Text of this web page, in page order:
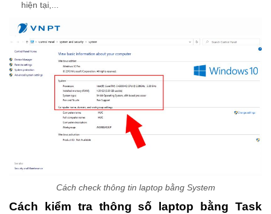
hiện tại,...
Cách check thông tin laptop bằng System
Cách kiểm tra thông số laptop bằng Task